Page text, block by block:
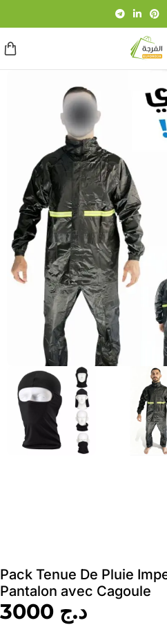
Pack Tenue De Pluie
Pantalon avec Cagoule
د.ج